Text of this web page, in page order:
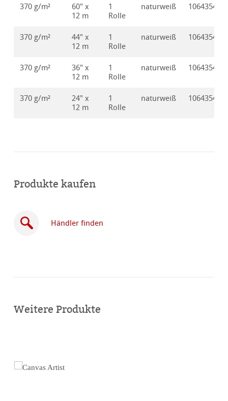
370 g/m²
60" x
12 m
1
Rolle
naturweiß 10643540
370 g/m²
44" x
12 m
1
Rolle
naturweiß 10643541
370 g/m²
36" x
12 m
1
Rolle
naturweiß 10643544
370 g/m²
24" x
12 m
1
Rolle
naturweiß 10643542
Produkte kaufen
Händler finden
Weitere Produkte